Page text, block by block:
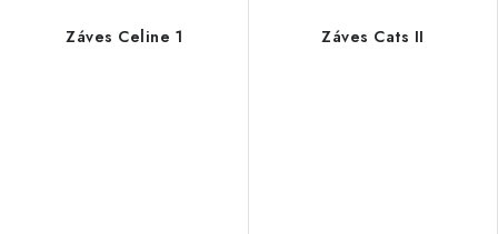
Záves Celine 1 Záves Cats II